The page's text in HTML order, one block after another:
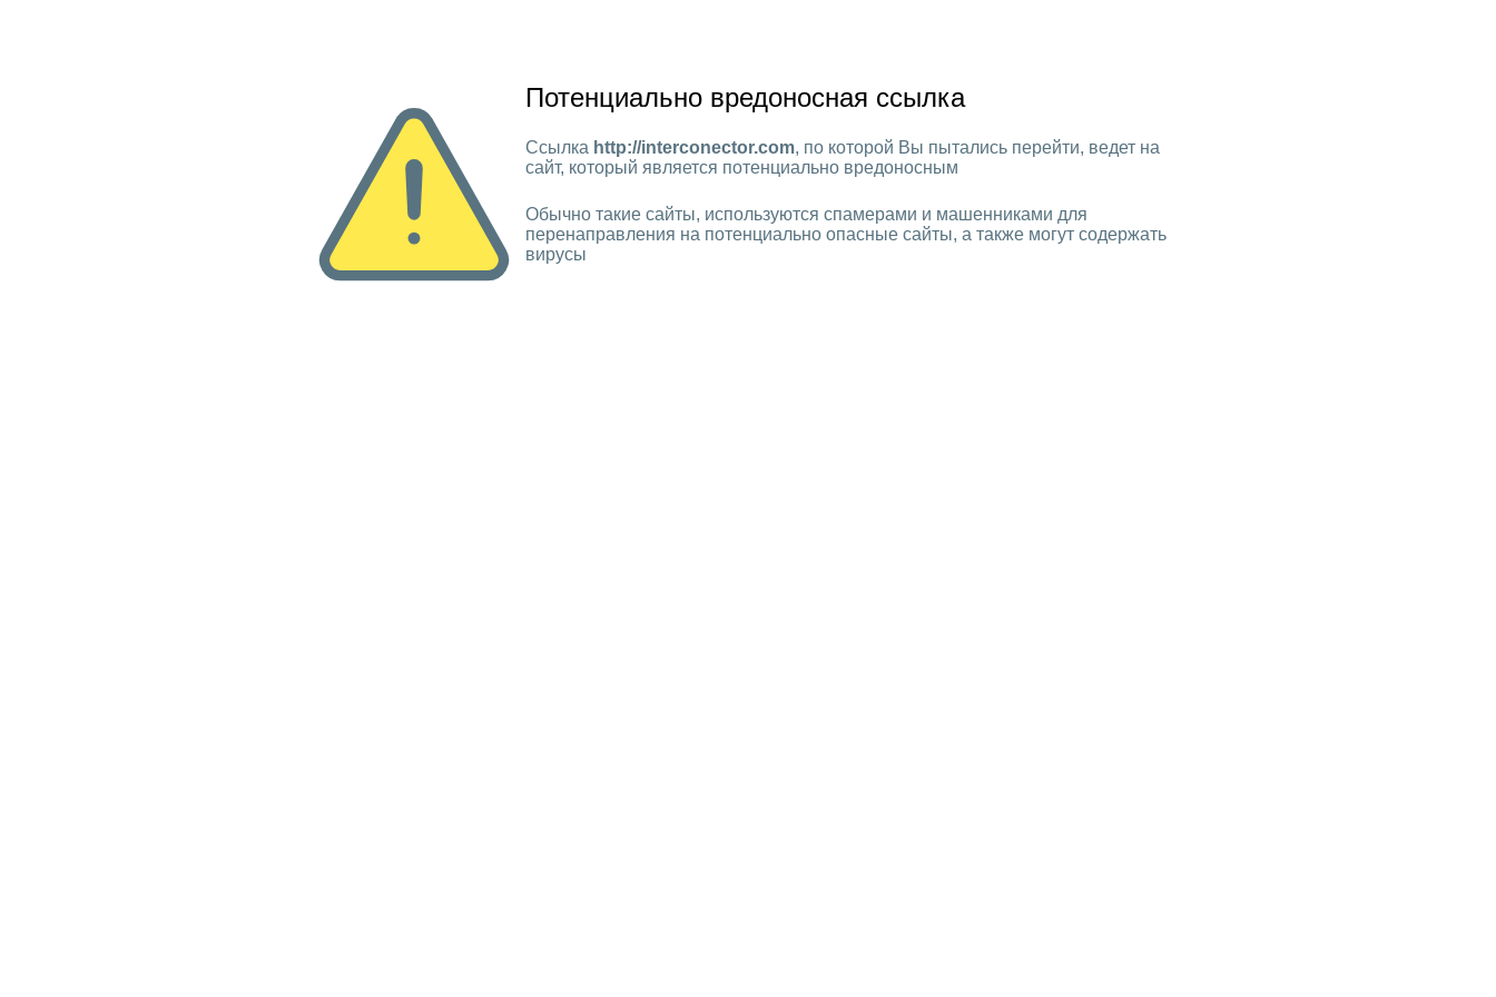
Потенциально вредоносная ссылка
Ссылка http://interconector.com, по которой Вы пытались перейти, ведет на
сайт, который является потенциально вредоносным
Обычно такие сайты, используются спамерами и машенниками для
перенаправления на потенциально опасные сайты, а также могут содержать
вирусы